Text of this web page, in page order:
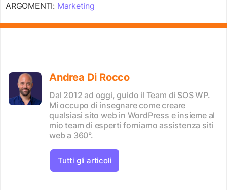
ARGOMENTI: Marketing
Andrea Di Rocco
Dal 2012 ad oggi, guido il Team di SOS WP.
Mi occupo di insegnare come creare
qualsiasi sito web in WordPress e insieme al
mio team di esperti forniamo assistenza siti
web a 360°.
Tutti gli articoli